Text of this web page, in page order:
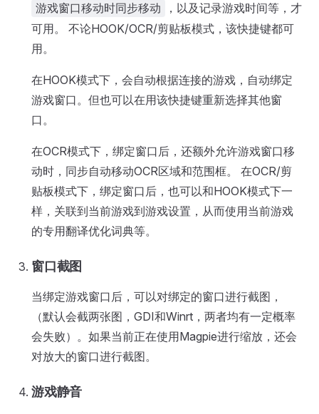
游戏窗口移动时同步移动
，以及记录游戏时间等，才
可用。 不论HOOK/OCR/剪贴板模式，该快捷键都可
用。
在HOOK模式下，会自动根据连接的游戏，自动绑定
游戏窗口。但也可以在用该快捷键重新选择其他窗
口。
在OCR模式下，绑定窗口后，还额外允许游戏窗口移
动时，同步自动移动OCR区域和范围框。 在OCR/剪
贴板模式下，绑定窗口后，也可以和HOOK模式下一
样，关联到当前游戏到游戏设置，从而使用当前游戏
的专用翻译优化词典等。
窗口截图
当绑定游戏窗口后，可以对绑定的窗口进行截图，
（默认会截两张图，GDI和Winrt，两者均有一定概率
会失败）。如果当前正在使用Magpie进行缩放，还会
对放大的窗口进行截图。
游戏静音